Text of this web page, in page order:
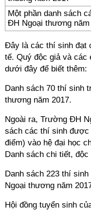
Một phần danh sách
ĐH Ngoại thương năm
Đây là các thí sinh đạt
tế. Quý độc giả và các
dưới đây để biết thêm:
Danh sách 70 thí sinh
thương năm 2017.
Ngoài ra, Trường ĐH
sách các thí sinh
điểm) vào hệ đại học
Danh sách chi tiết,
Danh sách 223 thí
Ngoại thương năm
Hội đồng tuyển sinh